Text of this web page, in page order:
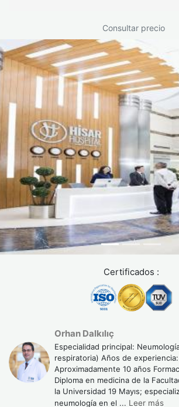
Consultar precio
Certificados :
Orhan Dalkılıç
Especialidad principal:
respiratoria) Años de experiencia:
Aproximadamente 10 años
Diploma en medicina de la
la Universidad 19 Mayıs;
neumología en el ... Leer más